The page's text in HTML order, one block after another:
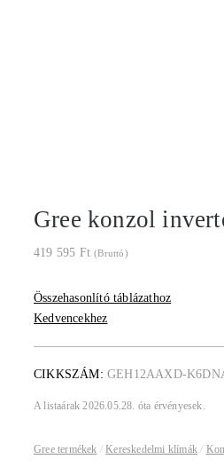
Gree konzol
419 595 Ft (Bruttó)
Összehasonlító táblázathoz
Kedvencekhez
CIKKSZÁM: GEH12AAXD-
A listaárak 2026.05.28. óta érvényesek.
Gree termékek / Kereskedelmi klímák /